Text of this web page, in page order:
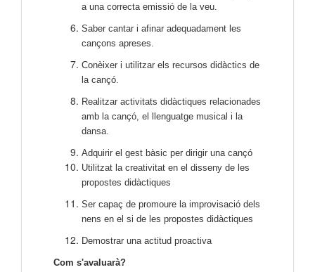
a una correcta emissió de la veu.
Saber cantar i afinar adequadament les
cançons apreses.
Conèixer i utilitzar els recursos didàctics de
la cançó.
Realitzar activitats didàctiques relacionades
amb la cançó, el llenguatge musical i la
dansa.
Adquirir el gest bàsic per dirigir una cançó
Utilitzat la creativitat en el disseny de les
propostes didàctiques
Ser capaç de promoure la improvisació dels
nens en el si de les propostes didàctiques
Demostrar una actitud proactiva
Com s'avaluarà?